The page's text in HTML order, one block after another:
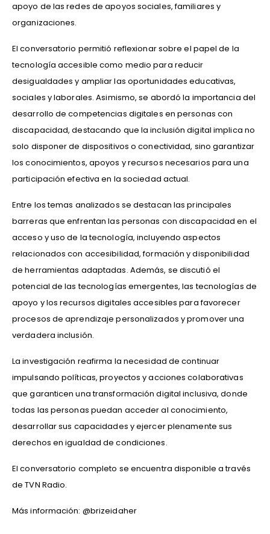
apoyo de las redes de apoyos sociales, familiares y
organizaciones.
El conversatorio permitió reflexionar sobre el papel de la
tecnología accesible como medio para reducir
desigualdades y ampliar las oportunidades educativas,
sociales y laborales. Asimismo, se abordó la importancia del
desarrollo de competencias digitales en personas con
discapacidad, destacando que la inclusión digital implica no
solo disponer de dispositivos o conectividad, sino garantizar
los conocimientos, apoyos y recursos necesarios para una
participación efectiva en la sociedad actual.
Entre los temas analizados se destacan las principales
barreras que enfrentan las personas con discapacidad en el
acceso y uso de la tecnología, incluyendo aspectos
relacionados con accesibilidad, formación y disponibilidad
de herramientas adaptadas. Además, se discutió el
potencial de las tecnologías emergentes, las tecnologías de
apoyo y los recursos digitales accesibles para favorecer
procesos de aprendizaje personalizados y promover una
verdadera inclusión.
La investigación reafirma la necesidad de continuar
impulsando políticas, proyectos y acciones colaborativas
que garanticen una transformación digital inclusiva, donde
todas las personas puedan acceder al conocimiento,
desarrollar sus capacidades y ejercer plenamente sus
derechos en igualdad de condiciones.
El conversatorio completo se encuentra disponible a través
de TVN Radio.
Más información: @brizeidaher